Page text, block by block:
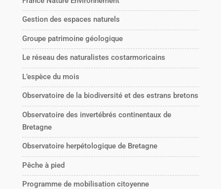
Gestion des espaces naturels
Groupe patrimoine géologique
Le réseau des naturalistes costarmoricains
L’espèce du mois
Observatoire de la biodiversité et des estrans bretons
Observatoire des invertébrés continentaux de
Bretagne
Observatoire herpétologique de Bretagne
Pêche à pied
Programme de mobilisation citoyenne